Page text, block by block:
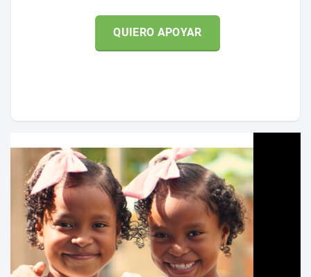
QUIERO APOYAR